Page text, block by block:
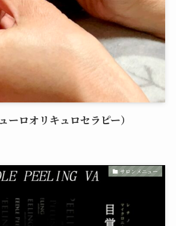
ーロオリキュロセラピー）
サロンメニュー